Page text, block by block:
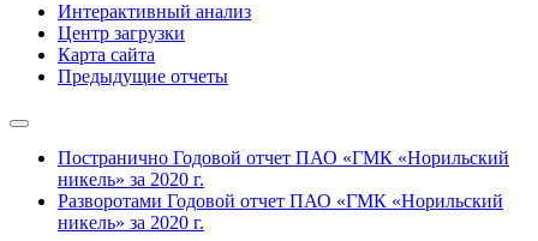
Интерактивный анализ
Центр загрузки
Карта сайта
Предыдущие отчеты
Постранично Годовой отчет ПАО «ГМК «Норильский
никель» за 2020 г.
Разворотами Годовой отчет ПАО «ГМК «Норильский
никель» за 2020 г.